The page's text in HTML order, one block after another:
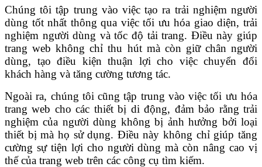
Chúng tôi tập trung vào việc tạo ra trải nghiệm người
dùng tốt nhất thông qua việc tối ưu hóa giao diện, trải
nghiệm người dùng và tốc độ tải trang. Điều này giúp
trang web không chỉ thu hút mà còn giữ chân người
dùng, tạo điều kiện thuận lợi cho việc chuyển đổi
khách hàng và tăng cường tương tác.
Ngoài ra, chúng tôi cũng tập trung vào việc tối ưu hóa
trang web cho các thiết bị di động, đảm bảo rằng trải
nghiệm của người dùng không bị ảnh hưởng bởi loại
thiết bị mà họ sử dụng. Điều này không chỉ giúp tăng
cường sự tiện lợi cho người dùng mà còn nâng cao vị
thế của trang web trên các công cụ tìm kiếm.